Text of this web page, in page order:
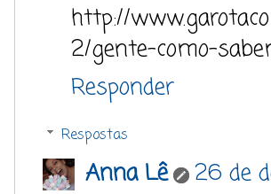
http://
2/gente-como-
Responder
Respostas
Anna Lê
26 de